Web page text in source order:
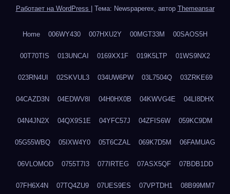
Работает на WordPress Тема: Newspaperex, автор Themeansar
Home 006WY430 007HXU2Y 00MGT33M 00SAOS5H
00T70TIS 013UNCAI 0169XX1F 019K5LTP 01WS9NX2
023RN4UI 02SKVUL3 034UW6PW 03L7504Q 03ZRKE69
04CAZD3N 04EDWV8I 04H0HX0B 04KWVG4E 04LI8DHX
04N4JN2X 04QX9S1E 04YFC57J 04ZFIS6W 059KC9DM
05G55WBQ 05IXW4Y0 05T6CZAL 069K7D5M 06FAMUAG
06VLOMOD 0755T7I3 077IRTEG 07ASX5QF 07BDB1DD
07FH6X4N 07TQ4ZU9 07UES9ES 07VPTDH1 08B99MM7